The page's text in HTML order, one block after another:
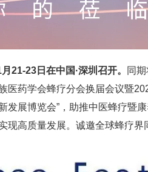
21-23日在中国·深圳召开。
同
医药学会蜂疗分会换届会议暨
发展博览会”，助推中医蜂疗暨
现高质量发展。诚邀全球蜂疗界